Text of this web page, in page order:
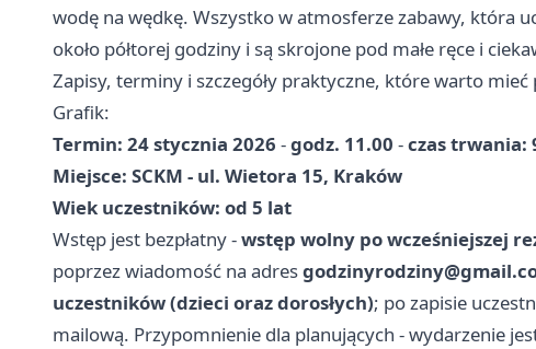
wodę na wędkę. Wszystko w atmosferze zabawy, która
około półtorej godziny i są skrojone pod małe ręce i
Zapisy, terminy i szczegóły praktyczne, które warto mieć
Grafik:
Termin: 24 stycznia 2026 -godz. 11.00 -czas trwania:
Miejsce: SCKM - ul. Wietora 15, Kraków
Wiek uczestników: od 5 lat
Wstęp jest bezpłatny -wstęp wolny po wcześniejszej
poprzez wiadomość na adres
uczestników (dzieci oraz dorosłych); po zapisie
mailową. Przypomnienie dla planujących - wydarzenie